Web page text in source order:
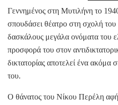
Γεννημένος στη Μυτιλήνη το
σπουδάσει θέατρο στη σχολή
δασκάλους μεγάλα ονόματα του
προσφορά του στον
δικτατορίας αποτελεί ένα ακόμα
του.
Ο θάνατος του Νίκου Περέλη